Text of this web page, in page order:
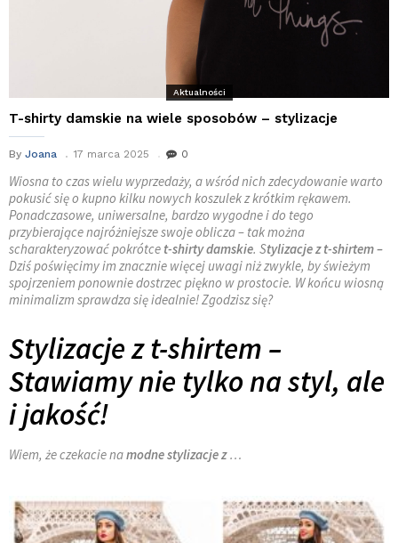
Aktualności
T-shirty damskie na wiele sposobów – stylizacje
By Joana 17 marca 2025 0
Wiosna to czas wielu wyprzedaży, a wśród nich zdecydowanie warto
pokusić się o kupno kilku nowych koszulek z krótkim rękawem.
Ponadczasowe, uniwersalne, bardzo wygodne i do tego
przybierające najróżniejsze swoje oblicza – tak można
scharakteryzować pokrótce t-shirty damskie. Stylizacje z t-shirtem –
Dziś poświęcimy im znacznie więcej uwagi niż zwykle, by świeżym
spojrzeniem ponownie dostrzec piękno w prostocie. W końcu wiosną
minimalizm sprawdza się idealnie! Zgodzisz się?
Stylizacje z t-shirtem –
Stawiamy nie tylko na styl, ale
i jakość!
Wiem, że czekacie namodne stylizacje z…